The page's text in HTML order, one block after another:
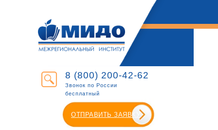
8 (800) 200-42-62
Звонок по России
бесплатный
ОТПРАВИТЬ ЗАЯВКУ